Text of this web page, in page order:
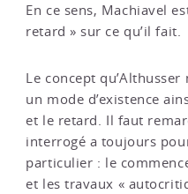
En ce sens, Machiavel
retard » sur ce qu’il fait.
Le concept qu’Althusser
un mode d’existence
et le retard. Il faut
interrogé a toujours
particulier : le
et les travaux «